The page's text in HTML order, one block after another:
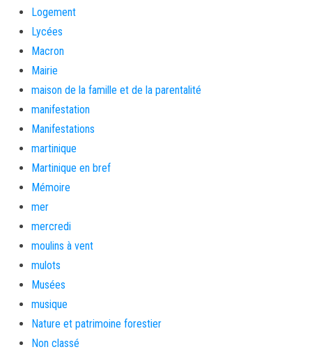
Logement
Lycées
Macron
Mairie
maison de la famille et de la parentalité
manifestation
Manifestations
martinique
Martinique en bref
Mémoire
mer
mercredi
moulins à vent
mulots
Musées
musique
Nature et patrimoine forestier
Non classé